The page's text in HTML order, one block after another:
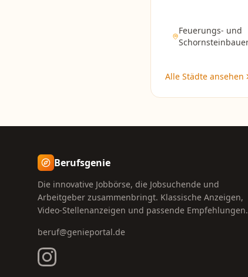
Feuerungs- und
Alle Städte ansehen
Berufsgenie
Die innovative Jobbörse, die Jobsuchende und
Arbeitgeber zusammenbringt. Klassische Anzeigen,
Video-Stellenanzeigen und passende Empfehlungen.
beruf@genieportal.de